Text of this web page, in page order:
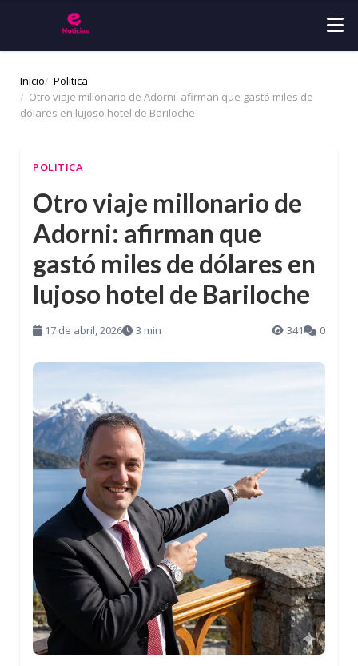
Inicio
Politica
Otro viaje millonario de Adorni: afirman que gastó miles de
dólares en lujoso hotel de Bariloche
POLITICA
Otro viaje millonario de
Adorni: afirman que
gastó miles de dólares en
lujoso hotel de Bariloche
17 de abril, 2026 3 min 341 0